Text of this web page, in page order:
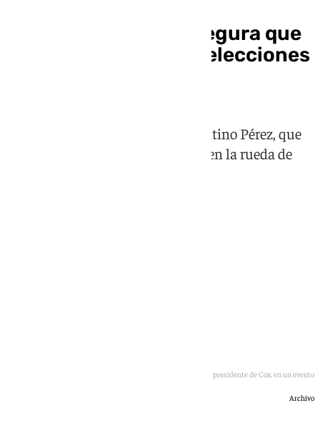
Enrique Riquelme asegura que
tiene el aval para las elecciones
El empresario sería rival de Florentino Pérez, que
se mostró agresivo con este tema en la rueda de
Enrique Riquelme, presidente de Cox, en un evento
Archivo